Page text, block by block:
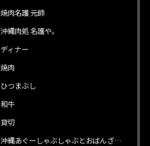
焼肉名護 元師
沖縄肉処 名護や。
ディナー
焼肉
ひつまぶし
和牛
貸切
沖縄あぐーしゃぶしゃぶとおばんざいのお店 神威 カムイ